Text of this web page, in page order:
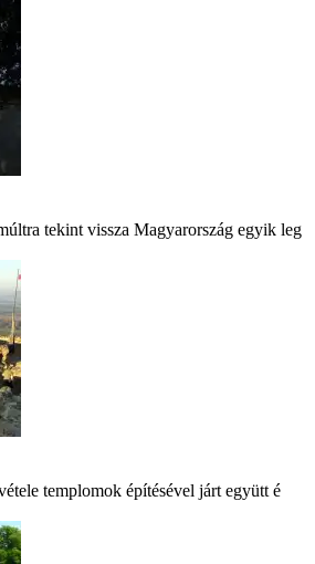
tekint vissza Magyarország egyik leg
templomok építésével járt együtt é